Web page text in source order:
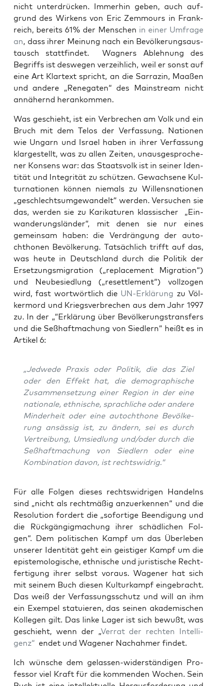
nicht unter­drü­cken. Immer­hin geben, auch auf­
grund des Wir­kens von Eric Zemm­ours in Frank­
reich, bereits 61% der Men­schen in einer Umfra­ge
an, dass ihrer Mei­nung nach ein Bevöl­ke­rungs­aus­
tausch statt­fin­det.
Wag­ners Ableh­nung des
Begriffs ist des­we­gen ver­zeih­lich, weil er sonst auf
eine Art Klar­text spricht, an die Sar­ra­zin, Maa­ßen
und ande­re „Rene­ga­ten“ des Main­stream nicht
annä­hernd herankommen.
Was geschieht, ist ein Ver­bre­chen am Volk und ein
Bruch mit dem Telos der Ver­fas­sung. Natio­nen
wie Ungarn und Isra­el haben in ihrer Ver­fas­sung
klar­ge­stellt, was zu allen Zei­ten, unaus­ge­spro­che­
ner Kon­sens war: das Staats­volk ist in sei­ner Iden­
ti­tät und Inte­gri­tät zu schüt­zen. Gewach­se­ne Kul­
tur­na­tio­nen kön­nen nie­mals zu Wil­lens­na­tio­nen
„geschlechts­um­ge­wan­delt“ wer­den. Ver­su­chen sie
das, wer­den sie zu Kari­ka­tu­ren klas­si­scher
„Ein­
wan­de­rungs­län­der“, mit denen sie nur eines
gemein­sam haben: die Ver­drän­gung der auto­
chtho­nen Bevöl­ke­rung. Tat­säch­lich trifft auf das,
was heu­te in Deutsch­land durch die Poli­tik der
Erset­zungs­mi­gra­ti­on („repla­ce­ment Migra­ti­on“)
und Neu­be­sied­lung („resett­le­ment“) voll­zo­gen
wird, fast wort­wört­lich die UN-Erklä­rung zu Völ­
ker­mord und Kriegs­ver­bre­chen aus dem Jahr 1997
zu. In der „“Erklä­rung über Bevöl­ke­rungs­trans­fers
und die Seß­haft­ma­chung von Sied­lern“ heißt es in
Arti­kel 6:
„Jed­we­de Pra­xis oder Poli­tik, die das Ziel
oder den Effekt hat, die demo­gra­phi­sche
Zusam­men­set­zung einer Regi­on in der eine
natio­na­le, eth­ni­sche, sprach­li­che oder ande­re
Min­der­heit oder eine auto­chtho­ne Bevöl­ke­
rung ansäs­sig ist, zu ändern, sei es durch
Ver­trei­bung, Umsied­lung und/oder durch die
Seß­haft­ma­chung von Sied­lern oder eine
Kom­bi­na­ti­on davon, ist rechtswidrig.“
Für alle Fol­gen die­ses rechts­wid­ri­gen Han­delns
sind „nicht als recht­mä­ßig anzu­er­ken­nen“ und die
Reso­lu­ti­on for­dert die „sofor­ti­ge Been­di­gung und
die Rück­gän­gig­ma­chung ihrer schäd­li­chen Fol­
gen“. Dem poli­ti­schen Kampf um das Über­le­ben
unse­rer Iden­ti­tät geht ein geis­ti­ger Kampf um die
epis­te­mo­lo­gi­sche, eth­ni­sche und juris­ti­sche Recht­
fer­ti­gung ihrer selbst vor­aus. Wage­ner hat sich
mit sei­nem Buch die­sen Kul­tur­kampf ein­ge­bracht.
Das weiß der Ver­fas­sungs­schutz und will an ihm
ein Exem­pel sta­tu­ie­ren, das sei­nen aka­de­mi­schen
Kol­le­gen gilt. Das lin­ke Lager ist sich bewußt, was
geschieht, wenn der „Ver­rat der rech­ten Intel­li­
genz“ endet und Wage­ner Nach­ah­mer findet.
Ich wün­sche dem gelas­sen-wider­stän­di­gen Pro­
fes­sor viel Kraft für die kom­men­den Wochen. Sein